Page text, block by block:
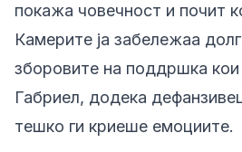
покажа човечност и почит
Камерите ја забележаа
зборовите на поддршка кои
Габриел, додека
тешко ги криеше емоциите.